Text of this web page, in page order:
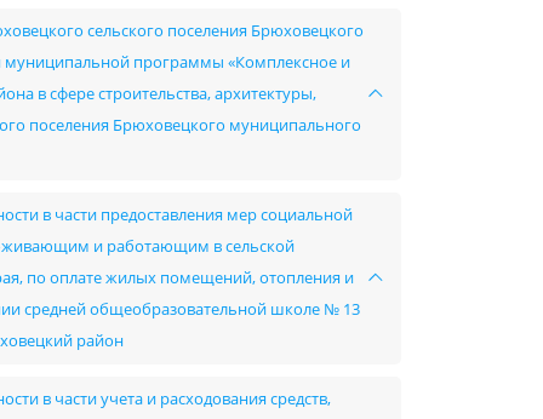
сельского поселения Брюховецкого
муниципальной программы «Комплексное и
в сфере строительства, архитектуры,
поселения Брюховецкого муниципального
в части предоставления мер социальной
и работающим в сельской
по оплате жилых помещений, отопления и
средней общеобразовательной школе № 13
район
в части учета и расходования средств,